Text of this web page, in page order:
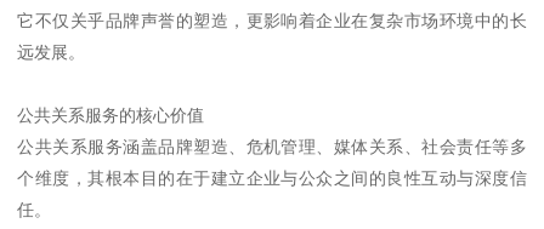
它不仅关乎品牌声誉的塑造，更影响着企业在复杂市场环境中的长
远发展。
公共关系服务的核心价值
公共关系服务涵盖品牌塑造、危机管理、媒体关系、社会责任等多
个维度，其根本目的在于建立企业与公众之间的良性互动与深度信
任。